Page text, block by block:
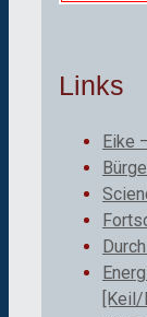
Links
Eike